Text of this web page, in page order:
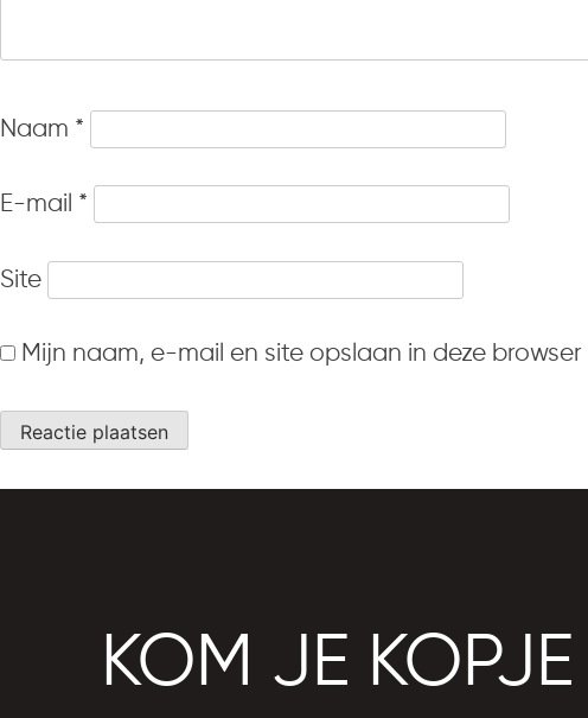
Naam *
E-mail *
Site
Mijn naam, e-mail en site opslaan in deze
KOM JE